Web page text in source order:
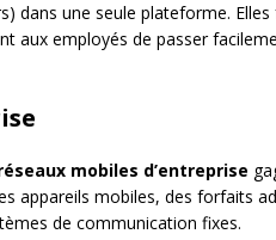
dans une seule plateforme.
aux employés de passer
mobiles d’entreprise
appareils mobiles, des forfaits
de communication fixes.